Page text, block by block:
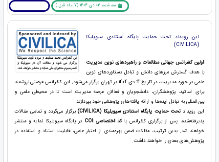
سه شنبه 02 دی 1404 (7 ماه قبل )
این رویداد تحت حمایت پایگاه استنادی سیویلیکا
(CIVILICA)
اولین کنفرانس جهانی مطالعات و راهبردهای نوین مدیریت
با هدف گسترش مرزهای دانش و تبادل دستاوردهای نوین
علمی در حوزه مدیریت، در تاریخ 14 دی 1404 در تهران برگزار می‌شود. این کنفرانس فرصتی ارزشمند
برای اساتید، پژوهشگران، دانشجویان و فعالان عرصه مدیریت است تا در محیطی علمی و
بین‌المللی به تبادل ایده‌ها و ارائه یافته‌های پژوهشی خود بپردازند.
این رویداد تحت حمایت پایگاه استنادی سیویلیکا (CIVILICA)
برگزار می‌گردد و تمامی مقالات
پذیرفته‌شده، پس از برگزاری کنفرانس باکد اختصاصی COI
در پایگاه سیویلیکا نمایه و منتشر
خواهند شد. بدین ترتیب، مقالات ضمن بهره‌مندی از اعتبار علمی، قابلیت استناد و استفاده در
پژوهش‌های بعدی را خواهند داشت.